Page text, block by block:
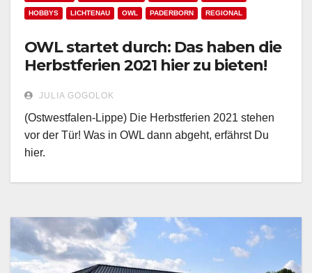
HOBBYS LICHTENAU OWL PADERBORN REGIONAL
OWL startet durch: Das haben die
Herbstferien 2021 hier zu bieten!
JULIA GOGOLOK
(Ostwestfalen-Lippe) Die Herbstferien 2021 stehen
vor der Tür! Was in OWL dann abgeht, erfährst Du
hier.